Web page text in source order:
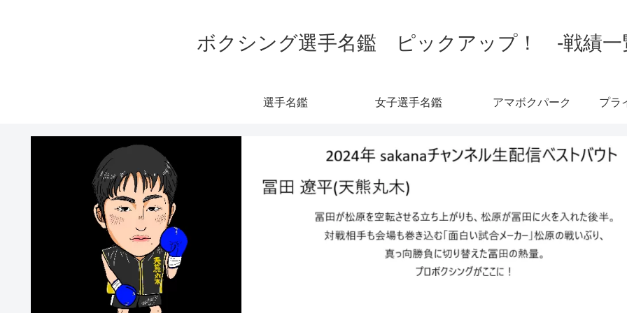
ボクシング選手名鑑 ピックアップ！ -戦績一
選手名鑑 女子選手名鑑 アマボクパーク プラ